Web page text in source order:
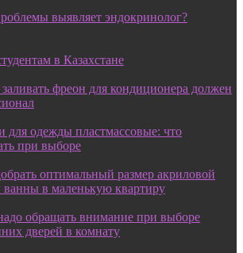
выявляет эндокринолог?
в Казахстане
фреон для кондиционера должен
для одежды пластмассовые: что
при выборе
оптимальный размер акриловой
ванны в маленькую квартиру
обращать внимание при выборе
дверей в комнату